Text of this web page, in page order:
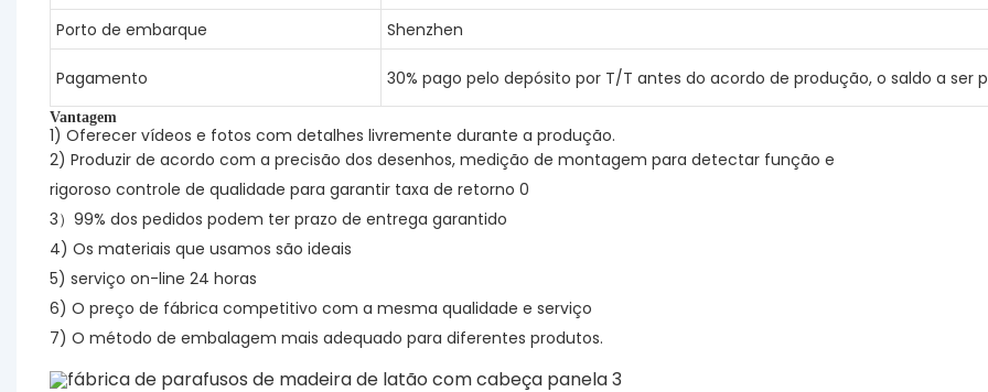
Porto de embarque
Shenzhen
Pagamento 30% pago pelo depósito por T/T antes do acordo de produção, o saldo a ser
Vantagem
1) Oferecer vídeos e fotos com detalhes livremente durante a produção.
2) Produzir de acordo com a precisão dos desenhos, medição de montagem para detectar função e
rigoroso controle de qualidade para garantir taxa de retorno 0
3）99% dos pedidos podem ter prazo de entrega garantido
4) Os materiais que usamos são ideais
5) serviço on-line 24 horas
6) O preço de fábrica competitivo com a mesma qualidade e serviço
7) O método de embalagem mais adequado para diferentes produtos.